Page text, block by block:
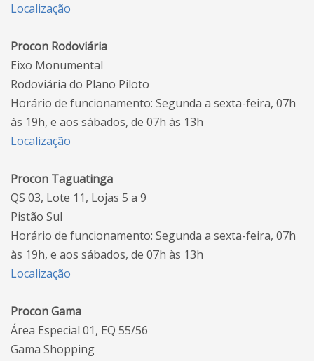
Localização
Procon Rodoviária
Eixo Monumental
Rodoviária do Plano Piloto
Horário de funcionamento: Segunda a sexta-feira, 07h
às 19h, e aos sábados, de 07h às 13h
Localização
Procon Taguatinga
QS 03, Lote 11, Lojas 5 a 9
Pistão Sul
Horário de funcionamento: Segunda a sexta-feira, 07h
às 19h, e aos sábados, de 07h às 13h
Localização
Procon Gama
Área Especial 01, EQ 55/56
Gama Shopping